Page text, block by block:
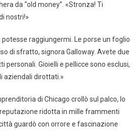
da “old money”. «Stronza! Ti
nostri!»
raggiungermi. Le porse un foglio
di sfratto, signora Galloway. Avete due
Gioielli e pellicce sono esclusi,
aziendali dirottati.»
di Chicago crollò sul palco, lo
ridotta in mille frammenti
guardò con orrore e fascinazione